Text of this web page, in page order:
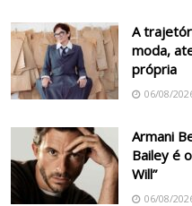
A
moda,
própria
06/08/
Armani
Bailey é
Will”
06/08/